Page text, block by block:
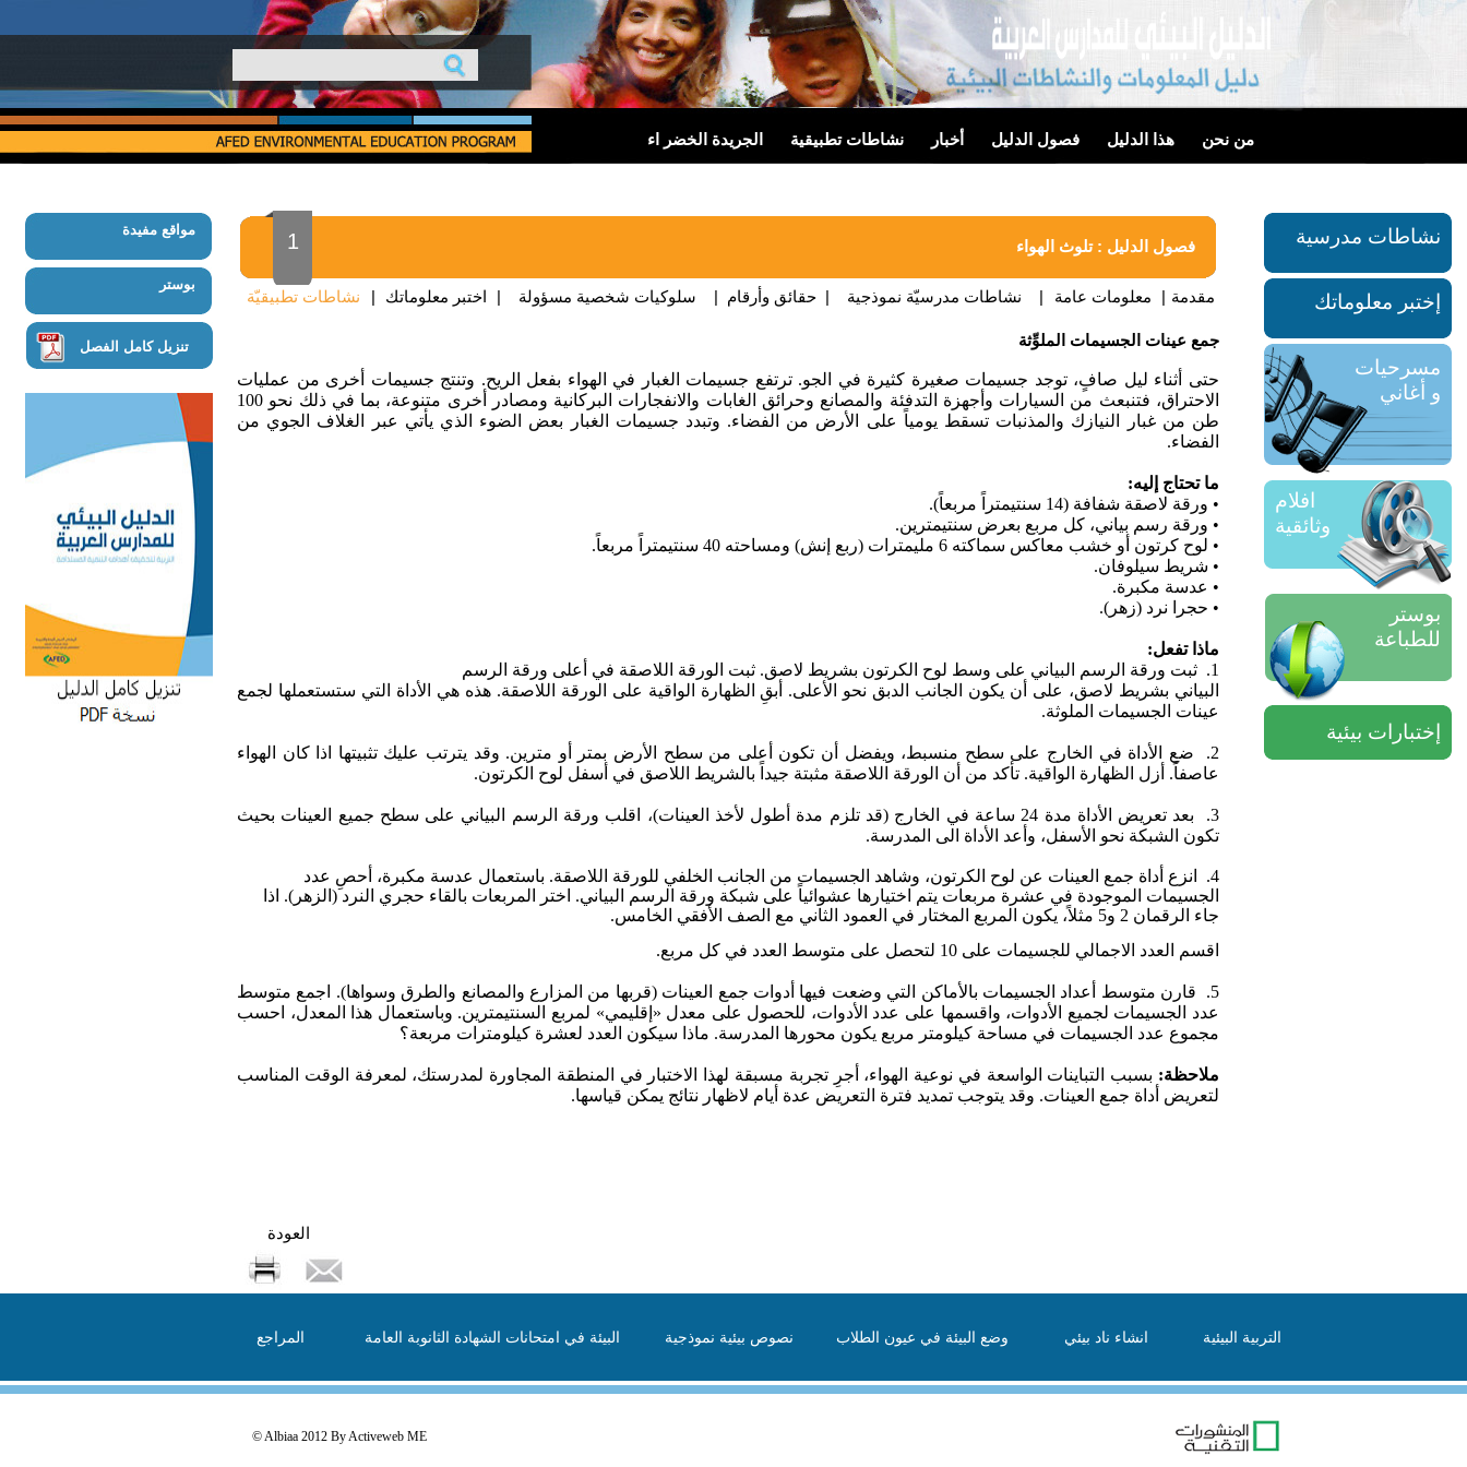
من نحن هذا الدليل فصول الدليل أخبار نشاطات تطبيقية الجريدة الخضر اء
مواقع مفيدة
بوستر
تنزيل كامل الفصل
1 فصول الدليل : تلوث الهواء
نشاطات تطبيقيّة | اختبر معلوماتك | سلوكيات شخصية مسؤولة | حقائق وأرقام | نشاطات مدرسيّة نموذجية | معلومات عامة | مقدمة
جمع عينات الجسيمات الملوِّثة
حتى أثناء ليل صافٍ، توجد جسيمات صغيرة كثيرة في الجو. ترتفع جسيمات الغبار في الهواء بفعل الريح. وتنتج جسيمات أخرى من عمليات
الاحتراق، فتنبعث من السيارات وأجهزة التدفئة والمصانع وحرائق الغابات والانفجارات البركانية ومصادر أخرى متنوعة، بما في ذلك نحو 100
طن من غبار النيازك والمذنبات تسقط يومياً على الأرض من الفضاء. وتبدد جسيمات الغبار بعض الضوء الذي يأتي عبر الغلاف الجوي من
الفضاء.
ما تحتاج إليه:
• ورقة لاصقة شفافة (14 سنتيمتراً مربعاً).
• ورقة رسم بياني، كل مربع بعرض سنتيمترين.
• لوح كرتون أو خشب معاكس سماكته 6 مليمترات (ربع إنش) ومساحته 40 سنتيمتراً مربعاً.
• شريط سيلوفان.
• عدسة مكبرة.
• حجرا نرد (زهر).
ماذا تفعل:
1.
ثبت ورقة الرسم البياني على وسط لوح الكرتون بشريط لاصق. ثبت الورقة اللاصقة في أعلى ورقة الرسم
البياني بشريط لاصق، على أن يكون الجانب الدبق نحو الأعلى. أبقِ الظهارة الواقية على الورقة اللاصقة. هذه هي الأداة التي ستستعملها لجمع
عينات الجسيمات الملوثة.
2.
ضع الأداة في الخارج على سطح منسبط، ويفضل أن تكون أعلى من سطح الأرض بمتر أو مترين. وقد يترتب عليك تثبيتها اذا كان الهواء
عاصفاً. أزل الظهارة الواقية. تأكد من أن الورقة اللاصقة مثبتة جيداً بالشريط اللاصق في أسفل لوح الكرتون.
3.
بعد تعريض الأداة مدة 24 ساعة في الخارج (قد تلزم مدة أطول لأخذ العينات)، اقلب ورقة الرسم البياني على سطح جميع العينات بحيث
تكون الشبكة نحو الأسفل، وأعد الأداة الى المدرسة.
4.
انزع أداة جمع العينات عن لوح الكرتون، وشاهد الجسيمات من الجانب الخلفي للورقة اللاصقة. باستعمال عدسة مكبرة، أحصِ عدد
الجسيمات الموجودة في عشرة مربعات يتم اختيارها عشوائياً على شبكة ورقة الرسم البياني. اختر المربعات بالقاء حجري النرد (الزهر). اذا
جاء الرقمان 2 و5 مثلاً، يكون المربع المختار في العمود الثاني مع الصف الأفقي الخامس.
اقسم العدد الاجمالي للجسيمات على 10 لتحصل على متوسط العدد في كل مربع.
5.
قارن متوسط أعداد الجسيمات بالأماكن التي وضعت فيها أدوات جمع العينات (قربها من المزارع والمصانع والطرق وسواها). اجمع متوسط
عدد الجسيمات لجميع الأدوات، واقسمها على عدد الأدوات، للحصول على معدل «إقليمي» لمربع السنتيمترين. وباستعمال هذا المعدل، احسب
مجموع عدد الجسيمات في مساحة كيلومتر مربع يكون محورها المدرسة. ماذا سيكون العدد لعشرة كيلومترات مربعة؟
ملاحظة: بسبب التباينات الواسعة في نوعية الهواء، أجرِ تجربة مسبقة لهذا الاختبار في المنطقة المجاورة لمدرستك، لمعرفة الوقت المناسب
لتعريض أداة جمع العينات. وقد يتوجب تمديد فترة التعريض عدة أيام لاظهار نتائج يمكن قياسها.
العودة
نشاطات مدرسية
إختبر معلوماتك
مسرحيات
و أغاني
افلام
وثائقية
بوستر
للطباعة
إختبارات بيئية
المراجع البيئة في امتحانات الشهادة الثانوبة العامة نصوص بيئية نموذجية وضع البيئة في عيون الطلاب انشاء ناد بيئي التربية البيئية
© Albiaa 2012 ByActiveweb ME